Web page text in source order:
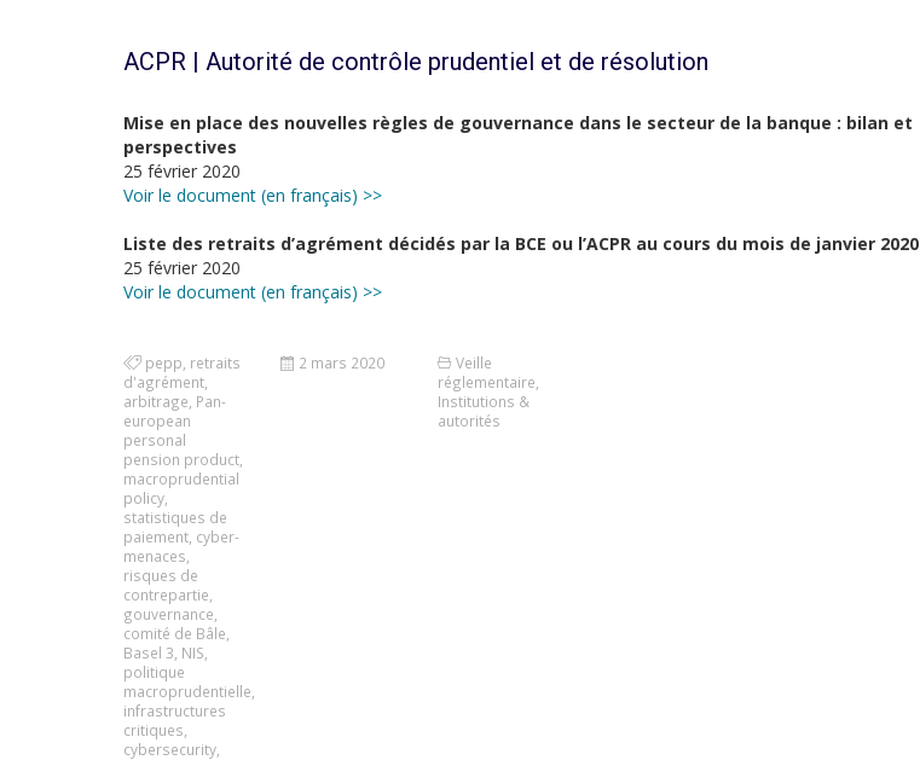
ACPR | Autorité de contrôle prudentiel et de résolution
Mise en place des nouvelles règles de gouvernance dans le secteur de la banque : bilan et
perspectives
25 février 2020
Voir le document (en français) >>
Liste des retraits d’agrément décidés par la BCE ou l’ACPR au cours du mois de janvier 2020
25 février 2020
Voir le document (en français) >>
pepp retraits
d'agrément
arbitrage Pan-
european
personal
pension product
macroprudential
policy
statistiques de
paiement cyber-
menaces
risques de
contrepartie
gouvernance
comité de Bâle
Basel 3 NIS
politique
macroprudentielle
infrastructures
critiques
cybersecurity
2 mars 2020
Veille
réglementaire
Institutions &
autorités